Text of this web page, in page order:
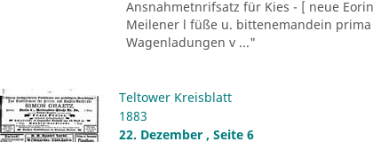
Ansnahmetnrifsatz für Kies - [ neue
Meilener l füße u. bittenemandein
Wagenladungen v ..."
Teltower Kreisblatt
1883
22. Dezember , Seite 6